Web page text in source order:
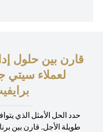
قارن بين حلول
لعملاء سيتي
برايفيت
حدد الحل الأمثل الذي يتوافق
طويلة الأجل. قارن بين